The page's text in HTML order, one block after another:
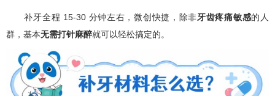
补牙全程 15-30 分钟左右，微创快捷，除非牙齿疼痛敏感的人
群，基本无需打针麻醉就可以轻松搞定的。